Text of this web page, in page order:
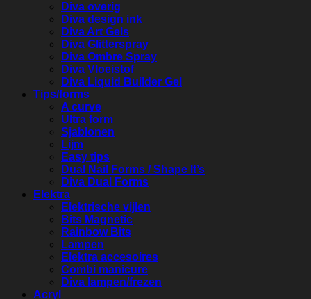
Diva overig
Diva design ink
Diva Art Gels
Diva Glitterspray
Diva Ombre Spray
Diva Vloeistof
Diva Liquid Builder Gel
Tips/forms
A curve
Ultra form
Sjablonen
Lijm
Easy tips
Dual Nail Forms / Shape It’s
Diva Dual Forms
Elektra
Elektrische vijlen
Bits Magnetic
Rainbow Bits
Lampen
Elektra accesoires
Combi manicure
Diva lampen/frezen
Acryl